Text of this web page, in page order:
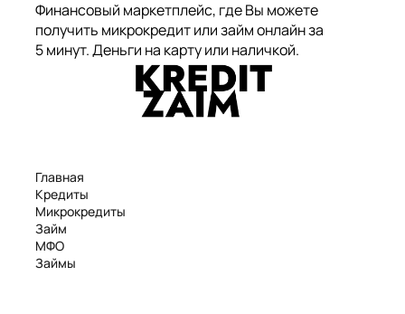
Финансовый маркетплейс, где Вы можете
получить микрокредит или займ онлайн за
5 минут. Деньги на карту или наличкой.
Главная
Кредиты
Микрокредиты
Займ
МФО
Займы